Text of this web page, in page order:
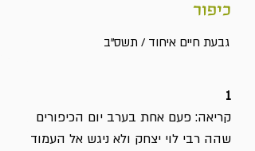
כיפור
גבעת חיים איחוד / תשס"ב
1
קריאה: פעם אחת בערב יום הכיפורים
שהה רבי לוי יצחק ולא ניגש אל העמוד